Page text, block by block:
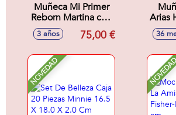
Muñeca Mi Primer
Reborn Martina con
pañal,mantita y
libro de familia.
cm
3 años 75,00 €
Arias
36
NOVEDAD